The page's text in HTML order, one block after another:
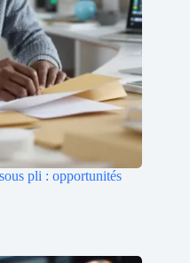
pli : opportunités